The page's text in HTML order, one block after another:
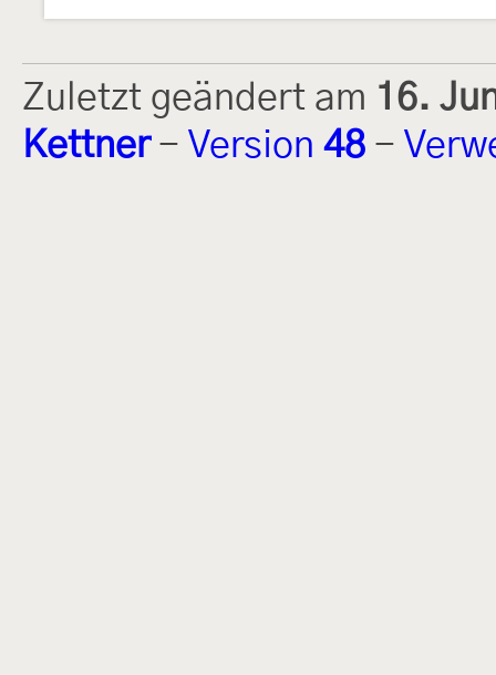
Zuletzt geändert am 16.
Kettner- Version 48 -